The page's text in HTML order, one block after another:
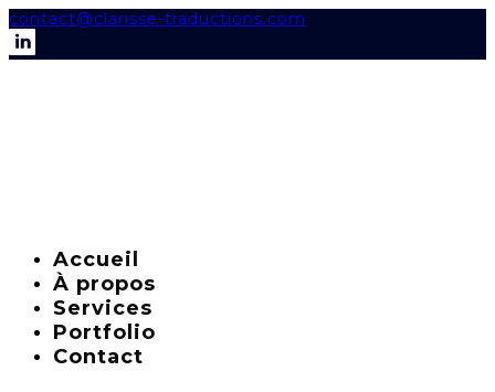
contact@clarisse-traductions.com
Accueil
À propos
Services
Portfolio
Contact